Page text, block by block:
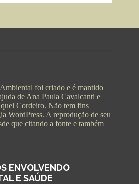
foi criado e é mantido
de Ana Paula Cavalcanti e
Cordeiro. Não tem fins
WordPress. A reprodução de seu
que citando a fonte e também
ENVOLVENDO
E SAÚDE